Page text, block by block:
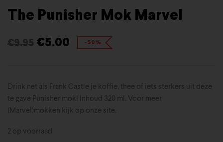
The Punisher Mok Marvel
€9.95 €5.00 -50%
Drink net als Frank Castle je koffie, thee of iets sterkers uit deze
te gave Punisher mok! Inhoud 320 ml. Voor meer
(Marvel)mokken kijk op onze site.
2 op voorraad